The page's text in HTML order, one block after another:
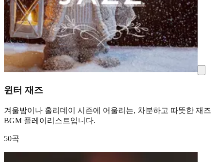
윈터 재즈
겨울밤이나 홀리데이 시즌에 어울리는, 차분하고 따뜻한 재즈
BGM 플레이리스트입니다.
50곡